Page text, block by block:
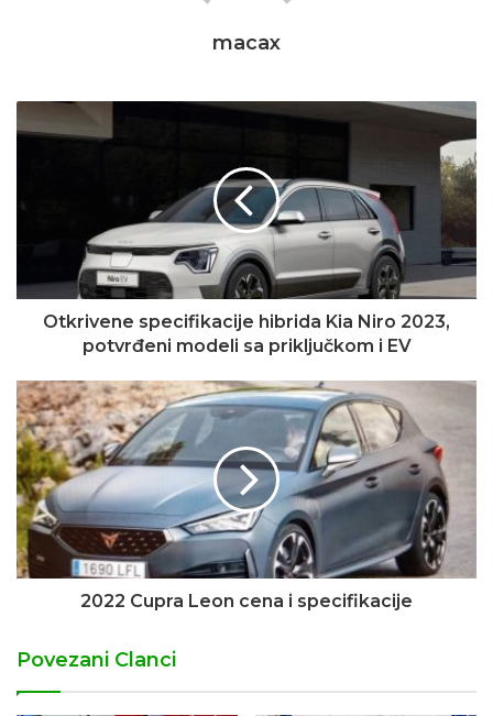
macax
Otkrivene specifikacije hibrida Kia Niro 2023,
potvrđeni modeli sa priključkom i EV
2022 Cupra Leon cena i specifikacije
Povezani Clanci